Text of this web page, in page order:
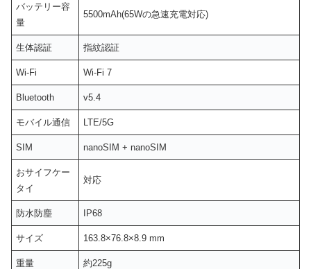
バッテリー容
量
5500mAh(65Wの急速充電対応)
生体認証 指紋認証
Wi-Fi Wi-Fi 7
Bluetooth v5.4
モバイル通信 LTE/5G
SIM nanoSIM + nanoSIM
おサイフケー
タイ
対応
防水防塵 IP68
サイズ 163.8×76.8×8.9 mm
重量 約225g